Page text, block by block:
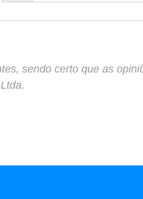
sendo certo que as